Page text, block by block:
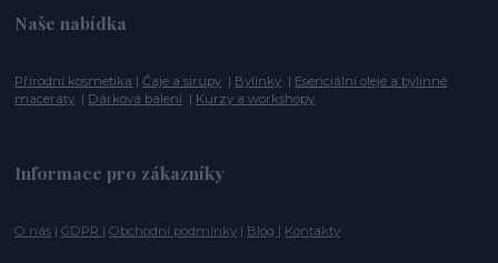
Naše nabídka
Přírodní kosmetika |Čaje a sirupy | Bylinky | Esenciální oleje a bylinné
maceráty | Dárková balení | Kurzy a workshopy
Informace pro zákazníky
O nás |GDPR |Obchodní podmínky | Blog | Kontakty